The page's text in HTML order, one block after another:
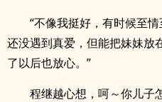
“不像我挺好，有时候至
还没遇到真爱，但能把妹妹放
了以后也放心。”
程继越心想，呵～你儿子